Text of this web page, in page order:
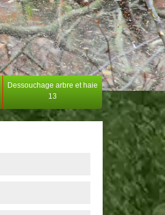
Dessouchage arbre et haie
13